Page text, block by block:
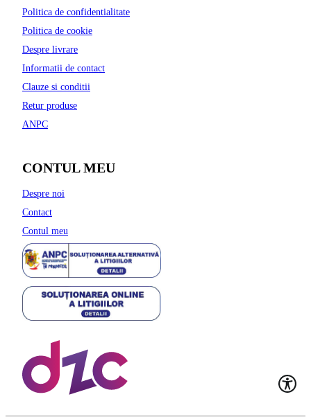
Politica de confidentialitate
Politica de cookie
Despre livrare
Informatii de contact
Clauze si conditii
Retur produse
ANPC
CONTUL MEU
Despre noi
Contact
Contul meu